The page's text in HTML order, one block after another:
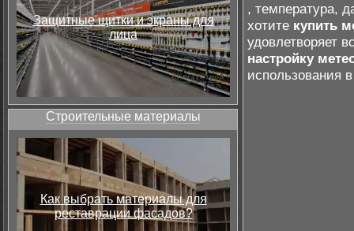
Защитные щитки и экраны для
лица
Строительные материалы
Как выбрать материалы для
реставрации фасадов?
, температура,
хотите купить
удовлетворяет
настройку
использования